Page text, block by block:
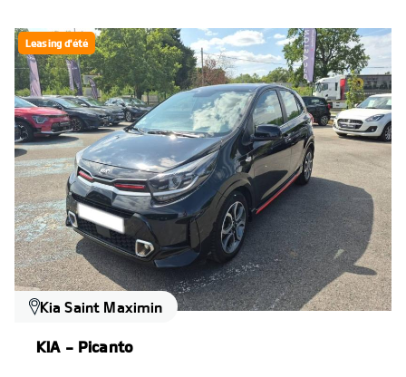
Leasing d'été
Kia Saint Maximin
KIA - Picanto